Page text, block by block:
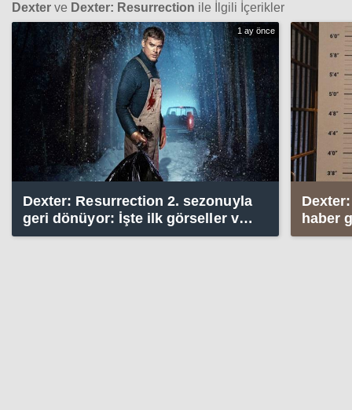
Dexter ve Dexter: Resurrection ile İlgili İçerikler
1 ay önce
Dexter: Resurrection 2. sezonuyla
geri dönüyor: İşte ilk görseller ve
detaylar
haber